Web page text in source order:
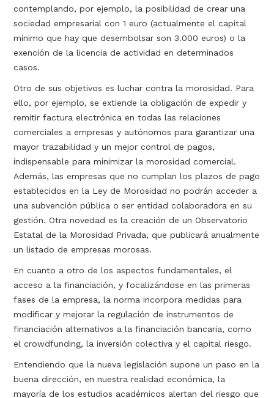
contemplando, por ejemplo, la posibilidad de crear una
sociedad empresarial con 1 euro (actualmente el capital
mínimo que hay que desembolsar son 3.000 euros) o la
exención de la licencia de actividad en determinados
casos.
Otro de sus objetivos es luchar contra la morosidad. Para
ello, por ejemplo, se extiende la obligación de expedir y
remitir factura electrónica en todas las relaciones
comerciales a empresas y autónomos para garantizar una
mayor trazabilidad y un mejor control de pagos,
indispensable para minimizar la morosidad comercial.
Además, las empresas que no cumplan los plazos de pago
establecidos en la Ley de Morosidad no podrán acceder a
una subvención pública o ser entidad colaboradora en su
gestión. Otra novedad es la creación de un Observatorio
Estatal de la Morosidad Privada, que publicará anualmente
un listado de empresas morosas.
En cuanto a otro de los aspectos fundamentales, el
acceso a la financiación, y focalizándose en las primeras
fases de la empresa, la norma incorpora medidas para
modificar y mejorar la regulación de instrumentos de
financiación alternativos a la financiación bancaria, como
el crowdfunding, la inversión colectiva y el capital riesgo.
Entendiendo que la nueva legislación supone un paso en la
buena dirección, en nuestra realidad económica, la
mayoría de los estudios académicos alertan del riesgo que